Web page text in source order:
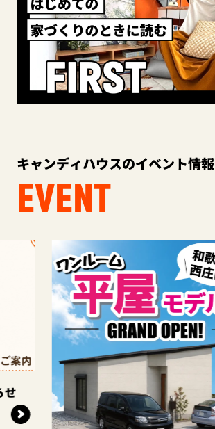
キャンディハウスのイベント情報
EVENT
せ